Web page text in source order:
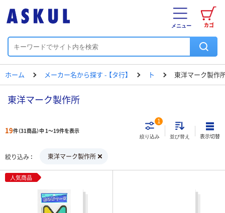
カゴ
メニュー
ホーム メーカー名から探す - 【タ行】 ト 東洋マーク製作
東洋マーク製作所
19件（31商品）中 1～19件を表示
絞り込み
1
並び替え 表示切替
絞り込み 東洋マーク製作所
人気商品